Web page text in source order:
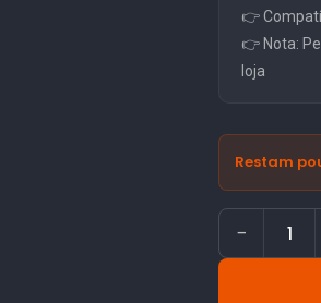
👉
👉 Nota:
loja
Restam
−